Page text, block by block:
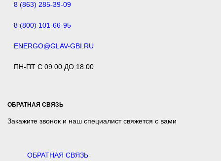
8 (863) 285-39-09
8 (800) 101-66-95
ENERGO@GLAV-GBI.RU
ПН-ПТ С 09:00 ДО 18:00
ОБРАТНАЯ СВЯЗЬ
Закажите звонок и наш специалист свяжется с вами
ОБРАТНАЯ СВЯЗЬ